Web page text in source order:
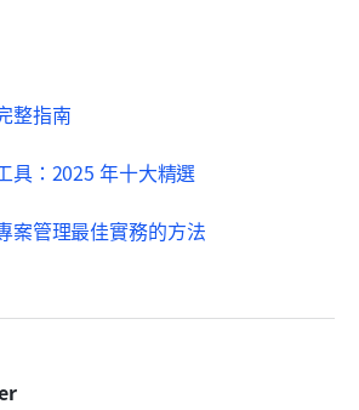
整指南
具：2025 年十大精選
案管理最佳實務的方法